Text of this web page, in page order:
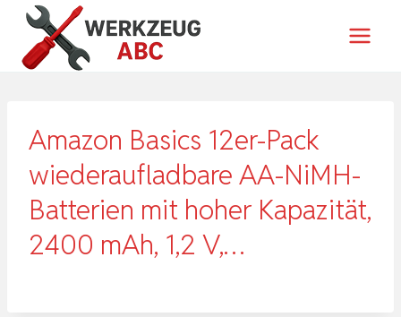
Zum
Inhalt
springen
Amazon Basics 12er-Pack
wiederaufladbare AA-NiMH-
Batterien mit hoher Kapazität,
2400 mAh, 1,2 V,…